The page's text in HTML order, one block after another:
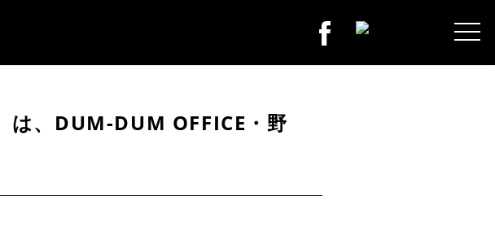
は、DUM-DUM OFFICE・野